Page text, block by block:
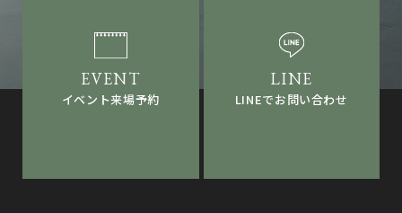
イベント来場予約 LINEでお問い合わせ